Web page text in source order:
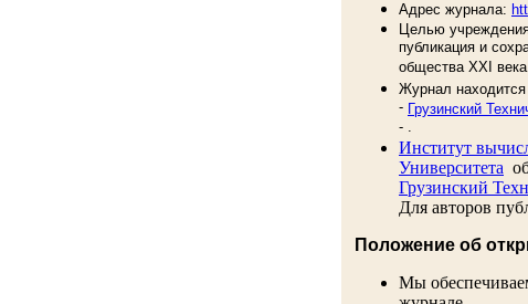
Адрес журнала:
Целью учреждения
публикация и
общества XXI
Журнал
- Грузинский
- .
Институт
Университета
Грузинский
Для авторов
Положение об
Мы